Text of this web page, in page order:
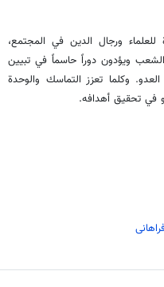
للعلماء ورجال الدين في المجتمع،
ويؤدون دوراً حاسماً في تبيين
وكلما تعزز التماسك والوحدة
في تحقيق أهدافه.